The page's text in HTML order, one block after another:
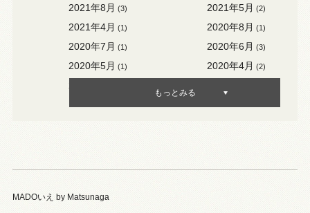
2021年8月 (3) 2021年5月 (2)
2021年4月 (1) 2020年8月 (1)
2020年7月 (1) 2020年6月 (3)
2020年5月 (1) 2020年4月 (2)
もっとみる
MADOいえ by Matsunaga